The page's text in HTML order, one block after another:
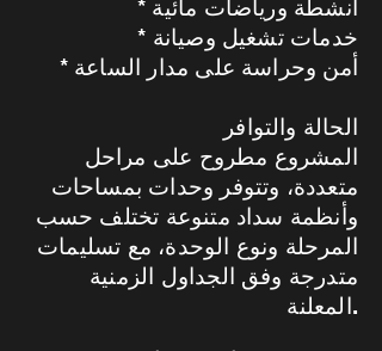
* أنشطة ورياضات مائية
* خدمات تشغيل وصيانة
* أمن وحراسة على مدار الساعة
الحالة والتوافر
المشروع مطروح على مراحل
متعددة، وتتوفر وحدات بمساحات
وأنظمة سداد متنوعة تختلف حسب
المرحلة ونوع الوحدة، مع تسليمات
متدرجة وفق الجداول الزمنية
المعلنة.